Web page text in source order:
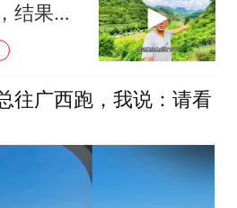
结果又
往广西跑，我说：请看